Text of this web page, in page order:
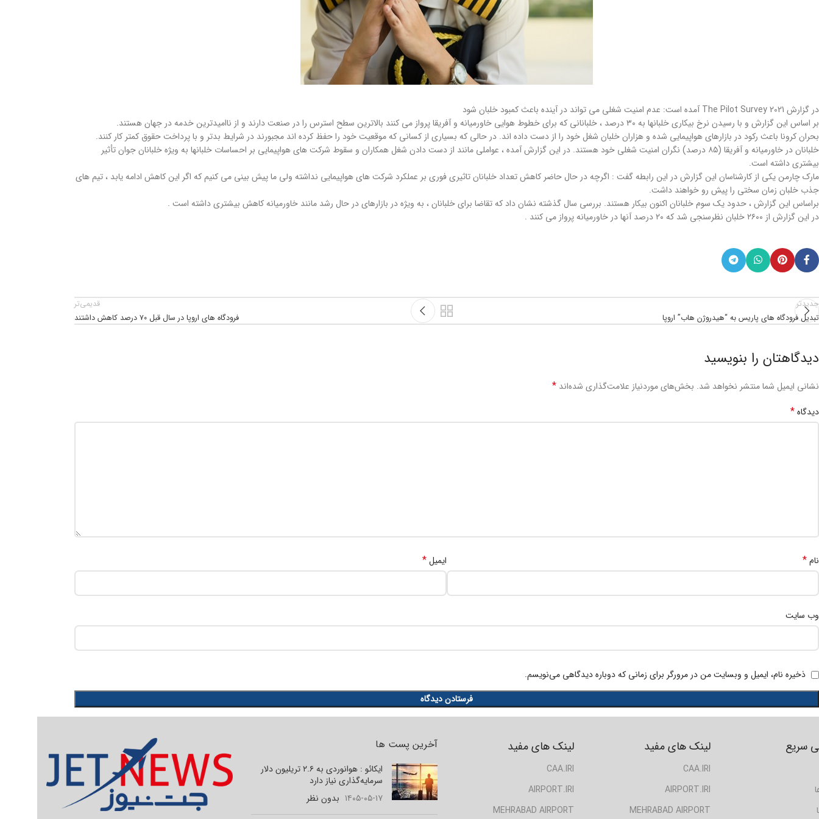
در گزارش The Pilot Survey 2021 آمده است: عدم امنیت شغلی می تواند در آینده باعث کمبود خلبان شود
بر اساس این گزارش و با رسیدن نرخ بیکاری خلبانها به ۳۰ درصد ، خلبانانی که برای خطوط هوایی خاورمیانه و آفریقا پرواز می کنند بالاترین سطح استرس را در صنعت دارند و از ناامیدترین خدمه در جهان هستند.
بحران کرونا باعث رکود در بازارهای هواپیمایی شده و هزاران خلبان شغل خود را از دست داده اند. در حالی که بسیاری از کسانی که موقعیت خود را حفظ کرده اند مجبورند در شرایط بدتر و با پرداخت حقوق کمتر کار کنند.
خلبانان در خاورمیانه و آفریقا (۸۵ درصد) نگران امنیت شغلی خود هستند. در این گزارش آمده ، عواملی مانند از دست دادن شغل همکاران و سقوط شرکت های هواپیمایی بر احساسات خلبانها به ویژه خلبانان جوان تأثیر
بیشتری داشته است.
مارک چارمن یکی از کارشناسان این گزارش در این رابطه گفت : اگرچه در حال حاضر کاهش تعداد خلبانان تاثیری فوری بر عملکرد شرکت های هواپیمایی نداشته ولی ما پیش بینی می کنیم که اگر این کاهش ادامه یابد ، تیم های
جذب خلبان زمان سختی را پیش رو خواهند داشت.
براساس این گزارش ، حدود یک سوم خلبانان اکنون بیکار هستند. بررسی سال گذشته نشان داد که تقاضا برای خلبانان ، به ویژه در بازارهای در حال رشد مانند خاورمیانه کاهش بیشتری داشته است .
در این گزارش از ۲۶۰۰ خلبان نظرسنجی شد که ۲۰ درصد آنها در خاورمیانه پرواز می کنند .
جدیدتر
تبدیل فرودگاه های پاریس به “هیدروژن هاب” اروپا
قدیمی‌تر
فرودگاه های اروپا در سال قبل ۷۰ درصد کاهش داشتند
دیدگاهتان را بنویسید
نشانی ایمیل شما منتشر نخواهد شد. بخش‌های موردنیاز علامت‌گذاری شده‌اند *
دیدگاه*
نام* ایمیل*
وب‌ سایت
ذخیره نام، ایمیل و وبسایت من در مرورگر برای زمانی که دوباره دیدگاهی می‌نویسم.
آخرین پست ها
ایکائو : هوانوردی به ۲.۶ تریلیون دلار
سرمایه‌گذاری نیاز دارد
۱۴۰۵-۰۵-۱۷ بدون نظر
لینک های مفید
CAA.IRI
AIRPORT.IRI
MEHRABAD AIRPORT
لینک های مفید
CAA.IRI
AIRPORT.IRI
MEHRABAD AIRPORT
سریع